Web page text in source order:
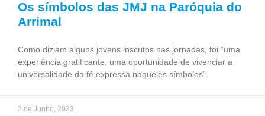
Os símbolos das JMJ na Paróquia do
Arrimal
Como diziam alguns jovens inscritos nas jornadas, foi “uma
experiência gratificante, uma oportunidade de vivenciar a
universalidade da fé expressa naqueles símbolos”.
2 de Junho, 2023